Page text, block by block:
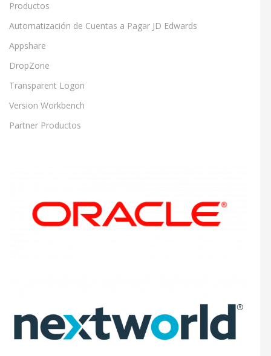
Productos
Automatización de Cuentas a Pagar JD Edwards
Appshare
DropZone
Transparent Logon
Version Workbench
Partner Productos